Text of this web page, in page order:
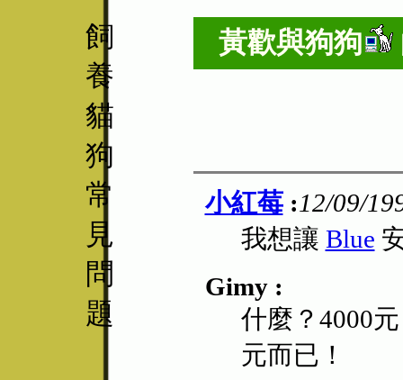
飼
養
貓
狗
常
見
問
題
黃歡與狗狗
小紅莓:12/09/
我想讓 Blue
Gimy :
什麼？4000
元而已！